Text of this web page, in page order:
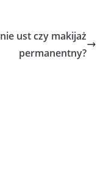
ust czy makijaż
permanentny?